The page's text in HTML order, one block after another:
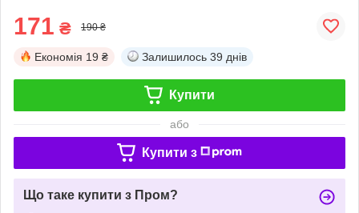
171 ₴ 190 ₴
Економія 19 ₴ Залишилось 39 днів
Купити
або
Купити з
Що таке купити з Пром?